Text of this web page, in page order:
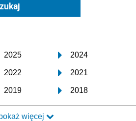
2025 2024
2022 2021
2019 2018
2016 2015
więcej